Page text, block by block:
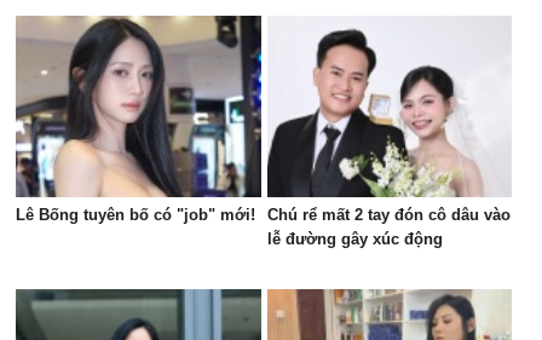
Lê Bống tuyên bố có "job" mới!
Chú rể mất 2 tay đón cô dâu vào
lễ đường gây xúc động